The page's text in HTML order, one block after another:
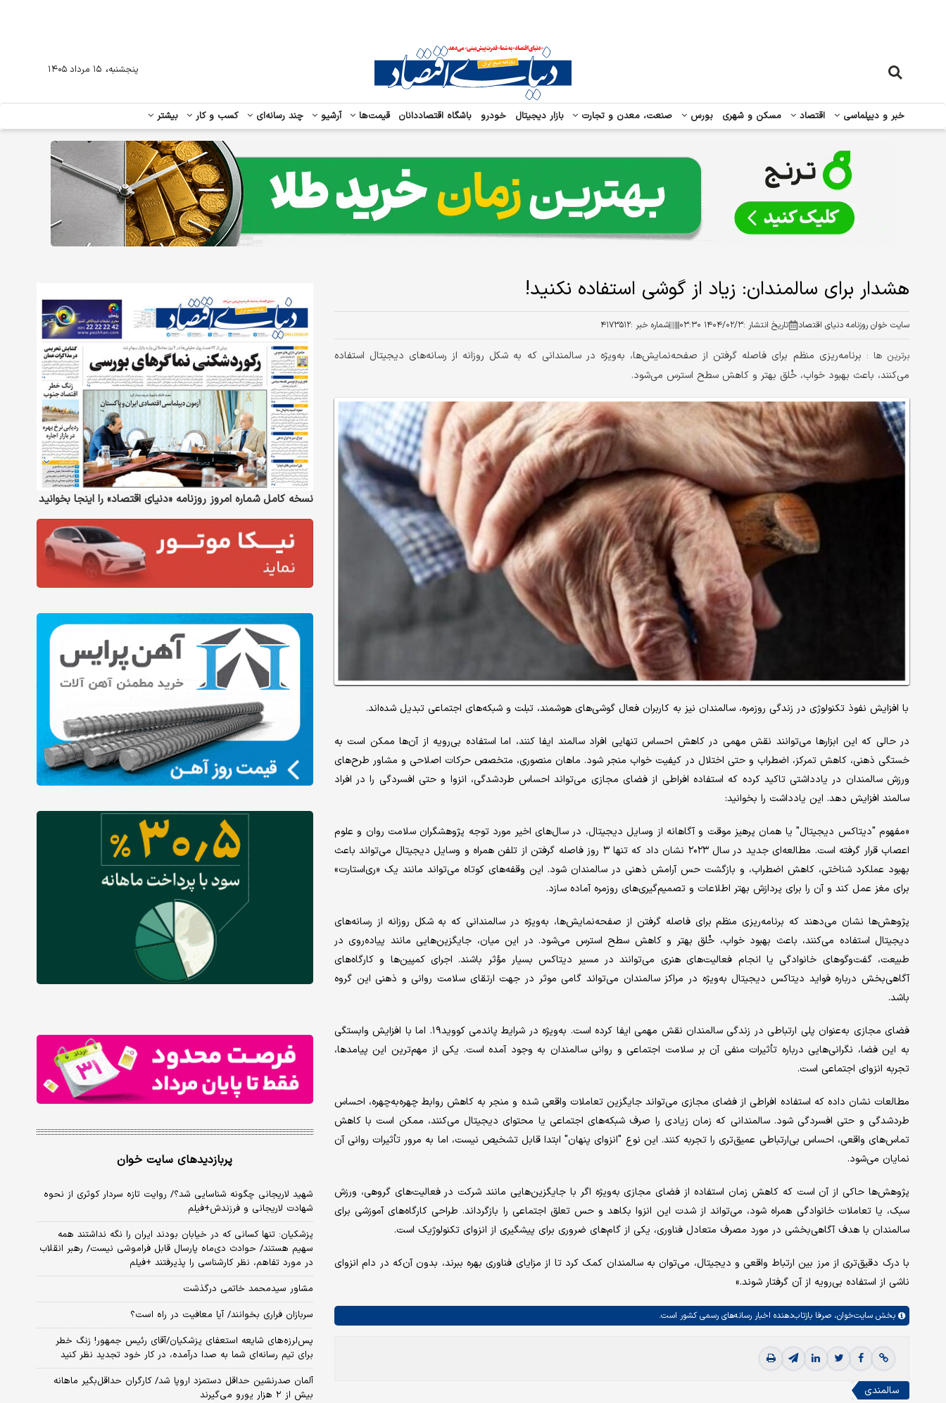
خبر و دیپلماسی اقتصاد مسکن و شهری بورس صنعت، معدن و تجارت بازار دیجیتال خودرو باشگاه اقتصاددانان قیمت‌ها آرشیو چند رسانه‌ای کسب و کار بیشتر
پنجشنبه، ۱۵ مرداد ۱۴۰۵
هشدار برای سالمندان: زیاد از گوشی استفاده نکنید!
سایت خوان روزنامه دنیای اقتصاد تاریخ انتشار :۱۴۰۴/۰۲/۳ ۰۳:۳۰ شماره خبر :۴۱۷۳۵۱۲
برترین ها : برنامه‌ریزی منظم برای فاصله گرفتن از صفحه‌نمایش‌ها، به‌ویژه در سالمندانی که به شکل روزانه از رسانه‌های دیجیتال استفاده
می‌کنند، باعث بهبود خواب، خُلق بهتر و کاهش سطح استرس می‌شود.
با افزایش نفوذ تکنولوژی در زندگی روزمره، سالمندان نیز به کاربران فعال گوشی‌های هوشمند، تبلت و شبکه‌های اجتماعی تبدیل شده‌اند.
در حالی که این ابزارها می‌توانند نقش مهمی در کاهش احساس تنهایی افراد سالمند ایفا کنند، اما استفاده‌ بی‌رویه از آن‌ها ممکن است به
خستگی ذهنی، کاهش تمرکز، اضطراب و حتی اختلال در کیفیت خواب منجر شود. ماهان منصوری، متخصص حرکات اصلاحی و مشاور طرح‌های
ورزش سالمندان در یادداشتی تاکید کرده که استفاده افراطی از فضای مجازی می‌تواند احساس طردشدگی، انزوا و حتی افسردگی را در افراد
سالمند افزایش دهد. این یادداشت را بخوانید:
«مفهوم "دیتاکس دیجیتال" یا همان پرهیز موقت و آگاهانه از وسایل دیجیتال، در سال‌های اخیر مورد توجه پژوهشگران سلامت روان و علوم
اعصاب قرار گرفته است. مطالعه‌ای جدید در سال ۲۰۲۳ نشان داد که تنها ۳ روز فاصله گرفتن از تلفن همراه و وسایل دیجیتال می‌تواند باعث
بهبود عملکرد شناختی، کاهش اضطراب، و بازگشت حس آرامش ذهنی در سالمندان شود. این وقفه‌های کوتاه می‌تواند مانند یک «ری‌استارت»
برای مغز عمل کند و آن را برای پردازش بهتر اطلاعات و تصمیم‌گیری‌های روزمره آماده سازد.
پژوهش‌ها نشان می‌دهند که برنامه‌ریزی منظم برای فاصله گرفتن از صفحه‌نمایش‌ها، به‌ویژه در سالمندانی که به شکل روزانه از رسانه‌های
دیجیتال استفاده می‌کنند، باعث بهبود خواب، خُلق بهتر و کاهش سطح استرس می‌شود. در این میان، جایگزین‌هایی مانند پیاده‌روی در
طبیعت، گفت‌وگوهای خانوادگی یا انجام فعالیت‌های هنری می‌توانند در مسیر دیتاکس بسیار مؤثر باشند. اجرای کمپین‌ها و کارگاه‌های
آگاهی‌بخش درباره فواید دیتاکس دیجیتال به‌ویژه در مراکز سالمندان می‌تواند گامی موثر در جهت ارتقای سلامت روانی و ذهنی این گروه
باشد.
فضای مجازی به‌عنوان پلی ارتباطی در زندگی سالمندان نقش مهمی ایفا کرده است. به‌ویژه در شرایط پاندمی کووید۱۹. اما با افزایش وابستگی
به این فضا، نگرانی‌هایی درباره تأثیرات منفی آن بر سلامت اجتماعی و روانی سالمندان به وجود آمده است. یکی از مهم‌ترین این پیامدها،
تجربه‌ انزوای اجتماعی است.
مطالعات نشان داده که استفاده افراطی از فضای مجازی می‌تواند جایگزین تعاملات واقعی شده و منجر به کاهش روابط چهره‌به‌چهره، احساس
طردشدگی و حتی افسردگی شود. سالمندانی که زمان زیادی را صرف شبکه‌های اجتماعی یا محتوای دیجیتال می‌کنند، ممکن است با کاهش
تماس‌های واقعی، احساس بی‌ارتباطی عمیق‌تری را تجربه کنند. این نوع "انزوای پنهان" ابتدا قابل تشخیص نیست، اما به مرور تأثیرات روانی آن
نمایان می‌شود.
پژوهش‌ها حاکی از آن‌ است که کاهش زمان استفاده از فضای مجازی به‌ویژه اگر با جایگزین‌هایی مانند شرکت در فعالیت‌های گروهی، ورزش
سبک، یا تعاملات خانوادگی همراه شود، می‌تواند از شدت این انزوا بکاهد و حس تعلق اجتماعی را بازگرداند. طراحی کارگاه‌های آموزشی برای
سالمندان با هدف آگاهی‌بخشی در مورد مصرف متعادل فناوری، یکی از گام‌های ضروری برای پیشگیری از انزوای تکنولوژیک است.
با درک دقیق‌تری از مرز بین ارتباط واقعی و دیجیتال، می‌توان به سالمندان کمک کرد تا از مزایای فناوری بهره ببرند، بدون آن‌که در دام انزوای
ناشی از استفاده‌ بی‌رویه از آن گرفتار شوند.»
بخش سایت‌خوان، صرفا بازتاب‌دهنده اخبار رسانه‌های رسمی کشور است.
سالمندی
نسخه کامل شماره امروز روزنامه «دنیای‌ اقتصاد» را اینجا بخوانید
پربازدیدهای سایت خوان
شهید لاریجانی چگونه شناسایی شد؟/ روایت تازه سردار کوثری از نحوه
شهادت لاریجانی و فرزندش+فیلم
پزشکیان: تنها کسانی که در خیابان بودند ایران را نگه نداشتند همه
سهیم هستند/ حوادث دی‌ماه پارسال قابل فراموشی نیست/ رهبر انقلاب
در مورد تفاهم، نظر کارشناسی را پذیرفتند +فیلم
مشاور سیدمحمد خاتمی درگذشت
سربازان فراری بخوانند/ آیا معافیت در راه است؟
پس‌لرزه‌های شایعه استعفای پزشکیان/آقای رئیس جمهور! زنگ خطر
برای تیم رسانه‌ای شما به صدا درآمده، در کار خود تجدید نظر کنید
آلمان صدرنشین حداقل دستمزد اروپا شد/ کارگران حداقل‌بگیر ماهانه
بیش از ۲ هزار یورو می‌گیرند